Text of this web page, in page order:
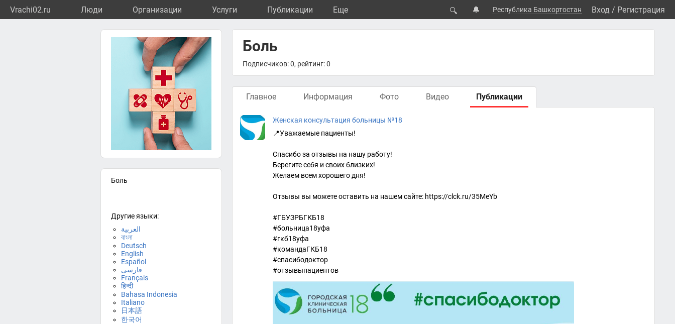
Vrachi02.ru Люди Организации Услуги Публикации Eще 🔍 🔔 Республика Башкортостан Вход / Регистрация
Боль
Другие языки:
العربية
বাংলা
Deutsch
English
Español
فارسی
Français
हिन्दी
Bahasa Indonesia
Italiano
日本語
한국어
Боль
Подписчиков: 0, рейтинг: 0
Главное Информация Фото Видео Публикации
Женская консультация больницы №18
📍Уважаемые пациенты!
Спасибо за отзывы на нашу работу!
Берегите себя и своих близких!
Желаем всем хорошего дня!
Отзывы вы можете оставить на нашем сайте: https://clck.ru/35MeYb
#ГБУЗРБГКБ18
#больница18уфа
#гкб18уфа
#командаГКБ18
#спасибодоктор
#отзывыпациентов